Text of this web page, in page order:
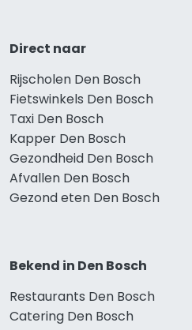
Direct naar
Rijscholen Den Bosch
Fietswinkels Den Bosch
Taxi Den Bosch
Kapper Den Bosch
Gezondheid Den Bosch
Afvallen Den Bosch
Gezond eten Den Bosch
Bekend in Den Bosch
Restaurants Den Bosch
Catering Den Bosch